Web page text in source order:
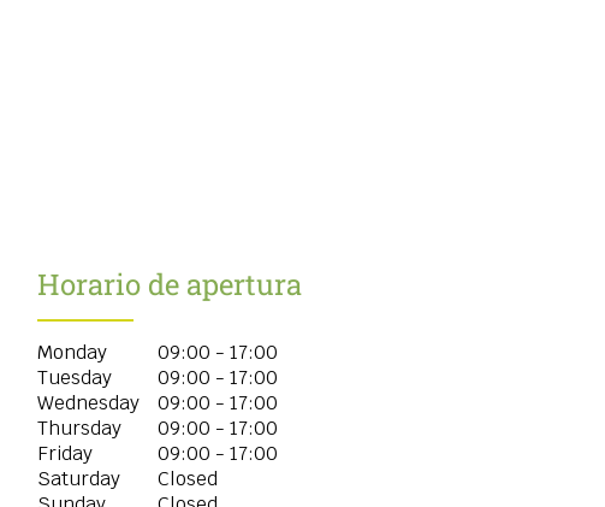
Horario de apertura
Monday
09:00 - 17:00
Tuesday
09:00 - 17:00
Wednesday
09:00 - 17:00
Thursday
09:00 - 17:00
Friday
09:00 - 17:00
Saturday
Closed